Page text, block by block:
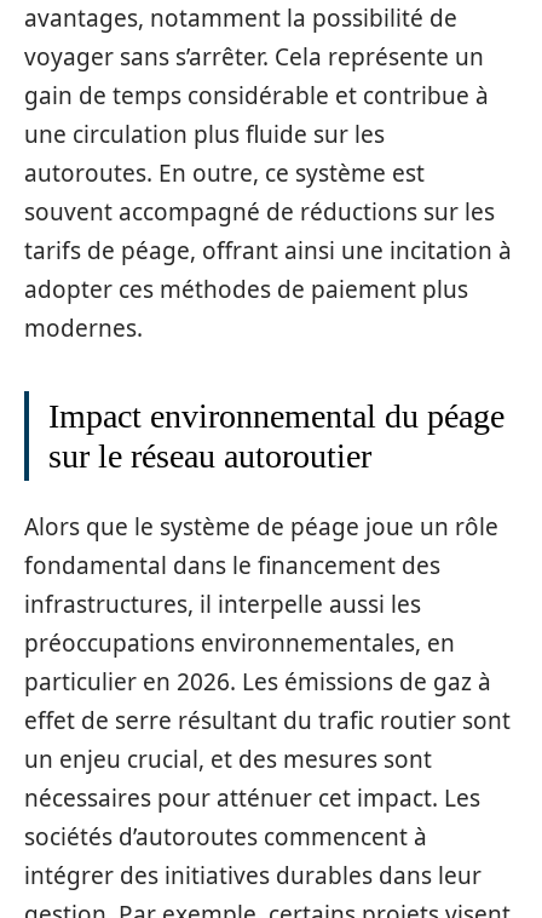
avantages, notamment la possibilité de
voyager sans s’arrêter. Cela représente un
gain de temps considérable et contribue à
une circulation plus fluide sur les
autoroutes. En outre, ce système est
souvent accompagné de réductions sur les
tarifs de péage, offrant ainsi une incitation à
adopter ces méthodes de paiement plus
modernes.
Impact environnemental du péage
sur le réseau autoroutier
Alors que le système de péage joue un rôle
fondamental dans le financement des
infrastructures, il interpelle aussi les
préoccupations environnementales, en
particulier en 2026. Les émissions de gaz à
effet de serre résultant du trafic routier sont
un enjeu crucial, et des mesures sont
nécessaires pour atténuer cet impact. Les
sociétés d’autoroutes commencent à
intégrer des initiatives durables dans leur